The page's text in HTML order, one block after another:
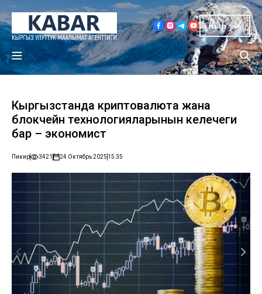
Кыр
Кыргызстанда криптовалюта жана
блокчейн технологияларынын келечеги
бар – экономист
Пикир 3421 24 Октябрь 2025 15:35